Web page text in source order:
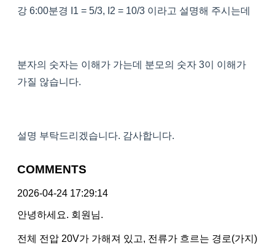
강 6:00분경 I1 = 5/3, I2 = 10/3 이라고 설명해 주시는데
분자의 숫자는 이해가 가는데 분모의 숫자 3이 이해가
가질 않습니다.
설명 부탁드리겠습니다. 감사합니다.
COMMENTS
2026-04-24 17:29:14
안녕하세요. 회원님.
전체 전압 20V가 가해져 있고, 전류가 흐르는 경로(가지)